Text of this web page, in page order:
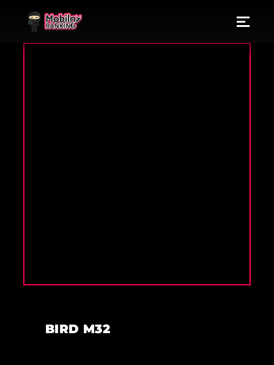
BIRD M32